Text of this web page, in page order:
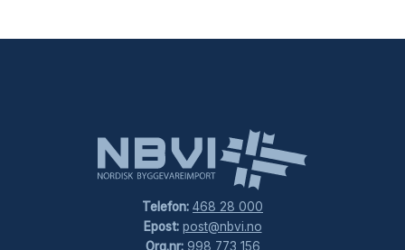
Telefon: 468 28 000
Epost: post@nbvi.no
Org.nr:998 773 156